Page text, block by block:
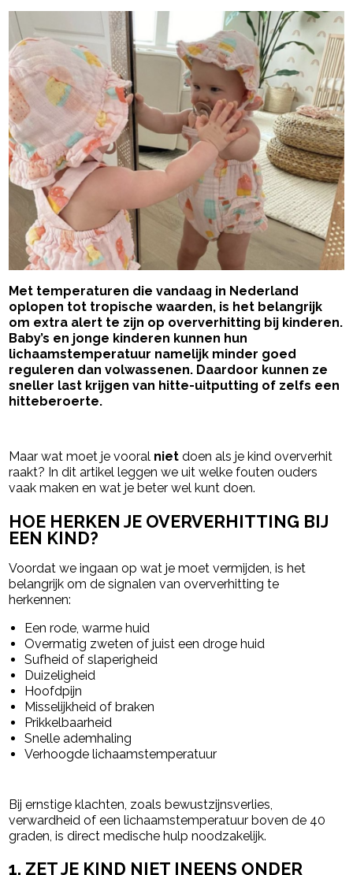
Met temperaturen die vandaag in Nederland
oplopen tot tropische waarden, is het belangrijk
om extra alert te zijn op oververhitting bij kinderen.
Baby’s en jonge kinderen kunnen hun
lichaamstemperatuur namelijk minder goed
reguleren dan volwassenen. Daardoor kunnen ze
sneller last krijgen van hitte-uitputting of zelfs een
hitteberoerte.
Maar wat moet je vooral niet doen als je kind oververhit
raakt? In dit artikel leggen we uit welke fouten ouders
vaak maken en wat je beter wel kunt doen.
HOE HERKEN JE OVERVERHITTING BIJ
EEN KIND?
Voordat we ingaan op wat je moet vermijden, is het
belangrijk om de signalen van oververhitting te
herkennen:
Een rode, warme huid
Overmatig zweten of juist een droge huid
Sufheid of slaperigheid
Duizeligheid
Hoofdpijn
Misselijkheid of braken
Prikkelbaarheid
Snelle ademhaling
Verhoogde lichaamstemperatuur
Bij ernstige klachten, zoals bewustzijnsverlies,
verwardheid of een lichaamstemperatuur boven de 40
graden, is direct medische hulp noodzakelijk.
1. ZET JE KIND NIET INEENS ONDER